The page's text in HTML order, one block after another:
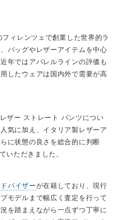
ィレンツェで創業した世界的ラ
バッグやレザーアイテムを中心
年ではアパレルラインの評価も
したウェアは国内外で需要が高
ザー ストレート パンツについ
気に加え、イタリア製レザーア
に状態の良さを総合的に判断
いただきました。
バイザーが在籍しており、現行
モデルまで幅広く査定を行って
を踏まえながら一点ずつ丁寧に